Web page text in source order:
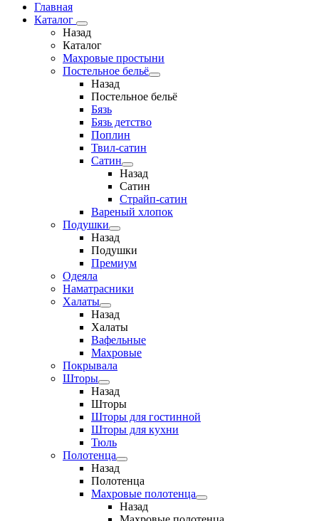
Главная
Каталог
Назад
Каталог
Махровые простыни
Постельное бельё
Назад
Постельное бельё
Бязь
Бязь детство
Поплин
Твил-сатин
Сатин
Назад
Сатин
Страйп-сатин
Вареный хлопок
Подушки
Назад
Подушки
Премиум
Одеяла
Наматрасники
Халаты
Назад
Халаты
Вафельные
Махровые
Покрывала
Шторы
Назад
Шторы
Шторы для гостинной
Шторы для кухни
Тюль
Полотенца
Назад
Полотенца
Махровые полотенца
Назад